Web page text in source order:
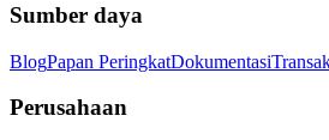
Sumber daya
BlogPapan PeringkatDokumentasi
Perusahaan